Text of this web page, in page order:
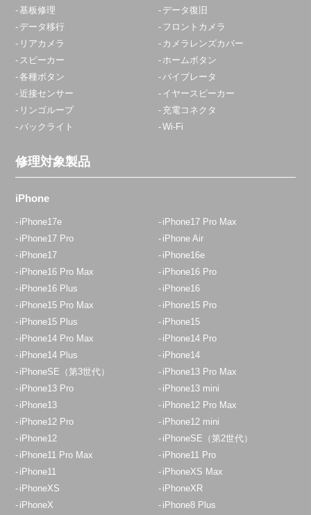
基板修理
データ復旧
データ移行
フロントカメラ
リアカメラ
カメラレンズカバー
スピーカー
ホームボタン
各種ボタン
バイブレータ
近接センサー
イヤースピーカー
リンゴループ
充電コネクタ
バックライト
Wi-Fi
修理対象製品
iPhone
iPhone17e
iPhone17 Pro Max
iPhone17 Pro
iPhone Air
iPhone17
iPhone16e
iPhone16 Pro Max
iPhone16 Pro
iPhone16 Plus
iPhone16
iPhone15 Pro Max
iPhone15 Pro
iPhone15 Plus
iPhone15
iPhone14 Pro Max
iPhone14 Pro
iPhone14 Plus
iPhone14
iPhoneSE（第3世代）
iPhone13 Pro Max
iPhone13 Pro
iPhone13 mini
iPhone13
iPhone12 Pro Max
iPhone12 Pro
iPhone12 mini
iPhone12
iPhoneSE（第2世代）
iPhone11 Pro Max
iPhone11 Pro
iPhone11
iPhoneXS Max
iPhoneXS
iPhoneXR
iPhoneX
iPhone8 Plus